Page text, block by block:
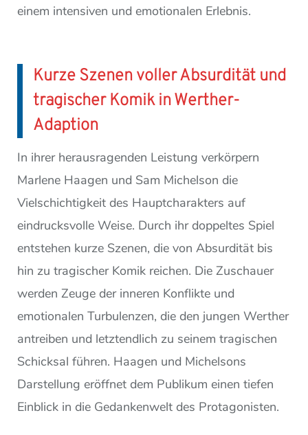
einem intensiven und emotionalen Erlebnis.
Kurze Szenen voller Absurdität und
tragischer Komik in Werther-
Adaption
In ihrer herausragenden Leistung verkörpern
Marlene Haagen und Sam Michelson die
Vielschichtigkeit des Hauptcharakters auf
eindrucksvolle Weise. Durch ihr doppeltes Spiel
entstehen kurze Szenen, die von Absurdität bis
hin zu tragischer Komik reichen. Die Zuschauer
werden Zeuge der inneren Konflikte und
emotionalen Turbulenzen, die den jungen Werther
antreiben und letztendlich zu seinem tragischen
Schicksal führen. Haagen und Michelsons
Darstellung eröffnet dem Publikum einen tiefen
Einblick in die Gedankenwelt des Protagonisten.